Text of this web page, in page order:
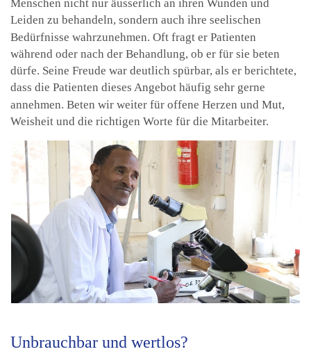
Menschen nicht nur äusserlich an ihren Wunden und
Leiden zu behandeln, sondern auch ihre seelischen
Bedürfnisse wahrzunehmen. Oft fragt er Patienten
während oder nach der Behandlung, ob er für sie beten
dürfe. Seine Freude war deutlich spürbar, als er berichtete,
dass die Patienten dieses Angebot häufig sehr gerne
annehmen. Beten wir weiter für offene Herzen und Mut,
Weisheit und die richtigen Worte für die Mitarbeiter.
Unbrauchbar und wertlos?